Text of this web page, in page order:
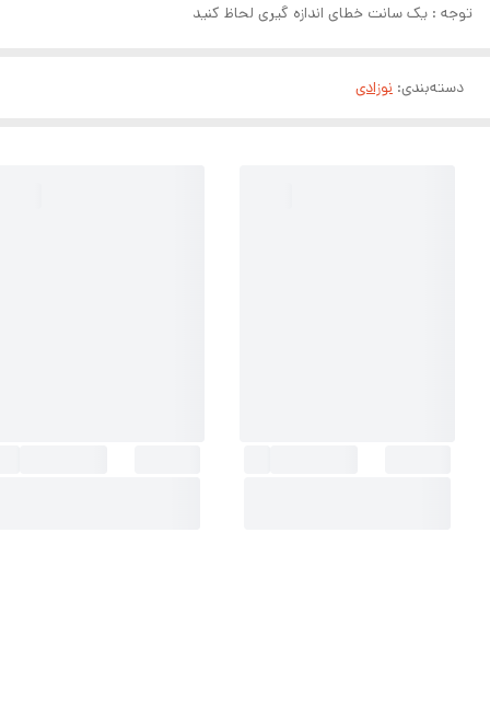
توجه : یک سانت خطای اندازه گیری لحاظ کنید
دسته‌بندی: نوزادی